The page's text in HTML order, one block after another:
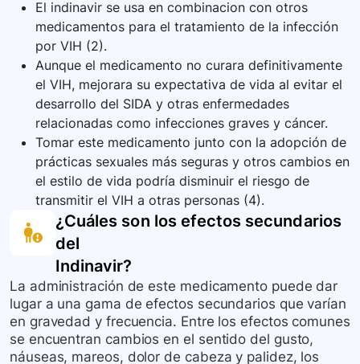
El indinavir se usa en combinacion con otros
medicamentos para el tratamiento de la infección
por VIH (2).
Aunque el medicamento no curara definitivamente
el VIH, mejorara su expectativa de vida al evitar el
desarrollo del SIDA y otras enfermedades
relacionadas como infecciones graves y cáncer.
Tomar este medicamento junto con la adopción de
prácticas sexuales más seguras y otros cambios en
el estilo de vida podría disminuir el riesgo de
transmitir el VIH a otras personas (4).
¿Cuáles son los efectos secundarios
del
Indinavir?
La administración de este medicamento puede dar
lugar a una gama de efectos secundarios que varían
en gravedad y frecuencia. Entre los efectos comunes
se encuentran cambios en el sentido del gusto,
náuseas, mareos, dolor de cabeza y palidez, los